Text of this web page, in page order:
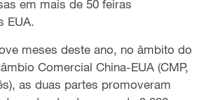
em mais de 50 feiras
EUA.
meses deste ano, no âmbito do
Comercial China-EUA (CMP,
as duas partes promoveram